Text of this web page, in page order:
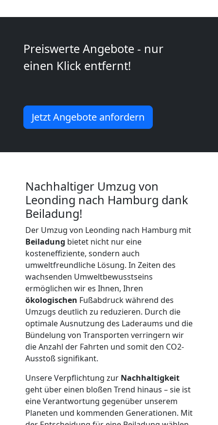
Preiswerte Angebote - nur
einen Klick entfernt!
Jetzt Angebote anfordern
Nachhaltiger Umzug von
Leonding nach Hamburg dank
Beiladung!
Der Umzug von Leonding nach Hamburg mit
Beiladung bietet nicht nur eine
kosteneffiziente, sondern auch
umweltfreundliche Lösung. In Zeiten des
wachsenden Umweltbewusstseins
ermöglichen wir es Ihnen, Ihren
ökologischen Fußabdruck während des
Umzugs deutlich zu reduzieren. Durch die
optimale Ausnutzung des Laderaums und die
Bündelung von Transporten verringern wir
die Anzahl der Fahrten und somit den CO2-
Ausstoß signifikant.
Unsere Verpflichtung zur Nachhaltigkeit
geht über einen bloßen Trend hinaus – sie ist
eine Verantwortung gegenüber unserem
Planeten und kommenden Generationen. Mit
Umzug
LKW
Möbellift
Leonding
Übersiedlung
Leonding
Klaviertransport
Leonding
Privatumzug